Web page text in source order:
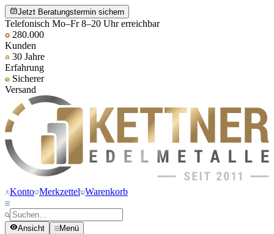
Jetzt Beratungstermin sichern
Telefonisch Mo–Fr 8–20 Uhr erreichbar
280.000
Kunden
30 Jahre
Erfahrung
Sicherer
Versand
Konto Merkzettel Warenkorb
Ansicht Menü